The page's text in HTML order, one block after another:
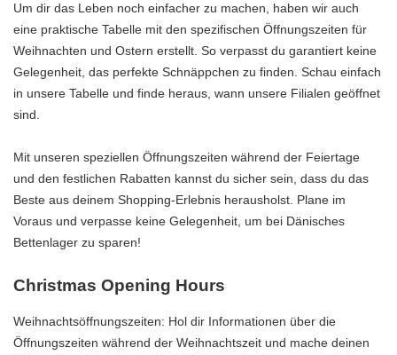
Um dir das Leben noch einfacher zu machen, haben wir auch
eine praktische Tabelle mit den spezifischen Öffnungszeiten für
Weihnachten und Ostern erstellt. So verpasst du garantiert keine
Gelegenheit, das perfekte Schnäppchen zu finden. Schau einfach
in unsere Tabelle und finde heraus, wann unsere Filialen geöffnet
sind.
Mit unseren speziellen Öffnungszeiten während der Feiertage
und den festlichen Rabatten kannst du sicher sein, dass du das
Beste aus deinem Shopping-Erlebnis herausholst. Plane im
Voraus und verpasse keine Gelegenheit, um bei Dänisches
Bettenlager zu sparen!
Christmas Opening Hours
Weihnachtsöffnungszeiten: Hol dir Informationen über die
Öffnungszeiten während der Weihnachtszeit und mache deinen